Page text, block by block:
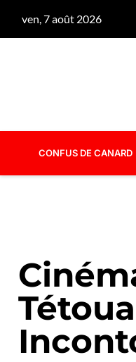
ven, 7 août 2026
CONFUS DE CANARD